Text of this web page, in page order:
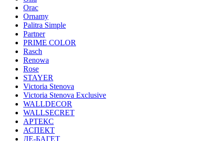
Orac
Ornamy
Palitra Simple
Partner
PRIME COLOR
Rasch
Renowa
Rose
STAYER
Victoria Stenova
Victoria Stenova Exclusive
WALLDECOR
WALLSECRET
АРТЕКС
АСПЕКТ
ДЕ-БАГЕТ